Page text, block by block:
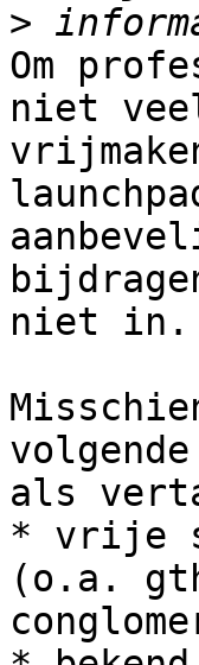
>
Om
niet
niet in.
als
* vrije
(o.a.